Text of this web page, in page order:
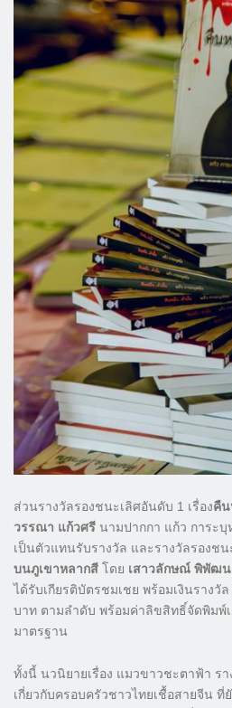
ส่วนรางวัลรองชนะเลิศอันดับ 1 เรื่องคื
วรรณา แก้วศรี นามปากกา แก้ว การะบุ
เป็นตัวแทนรับรางวัล และรางวัลรองชน
บนภูเขาหลากสี โดย เสาวลักษณ์ พิพัฒ
ได้รับเกียรติบัตรชมเชย พร้อมเงินรางวั
บาท ตามลำดับ พร้อมค่าลิขสิทธิ์จัดพิมพ์
มาตรฐาน
ทั้งนี้ นวนิยายเรื่อง แมวขาวชะตาฟ้า รา
เกี่ยวกับครอบครัวชาวไทยเชื้อสายจีน ที่